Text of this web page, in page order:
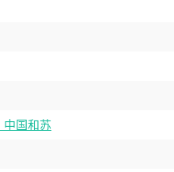
中国和苏